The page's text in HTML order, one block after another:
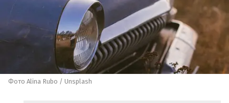
Фото Alina Rubo / Unsplash